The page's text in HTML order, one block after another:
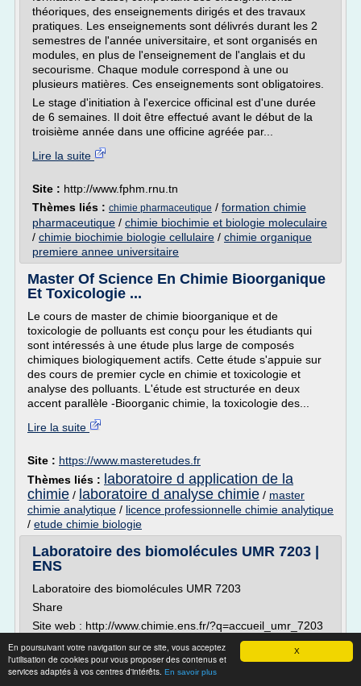
X
En poursuivant votre navigation sur ce site, vous acceptez
l'utilisation de cookies pour vous proposer des contenus et
services adaptés à vos centres d'intérêts. En savoir plus
théoriques, des enseignements dirigés et des travaux
pratiques. Les enseignements sont délivrés durant les 2
semestres de l'année universitaire, et sont organisés en
modules, en plus de l'enseignement de l'anglais et du
secourisme. Chaque module correspond à une ou
plusieurs matières. Ces enseignements sont obligatoires.
Le stage d'initiation à l'exercice officinal est d'une durée
de 6 semaines. Il doit être effectué avant le début de la
troisième année dans une officine agréée par...
Lire la suite
Site : http://www.fphm.rnu.tn
Thèmes liés : chimie pharmaceutique / formation chimie
pharmaceutique / chimie biochimie et biologie moleculaire
/ chimie biochimie biologie cellulaire / chimie organique
premiere annee universitaire
Master Of Science En Chimie Bioorganique
Et Toxicologie ...
Le cours de master de chimie bioorganique et de
toxicologie de polluants est conçu pour les étudiants qui
sont intéressés à une étude plus large de composés
chimiques biologiquement actifs. Cette étude s'appuie sur
des cours de premier cycle en chimie et toxicologie et
analyse des polluants. L'étude est structurée en deux
accent parallèle -Bioorganic chimie, la toxicologie des...
Lire la suite
Site : https://www.masteretudes.fr
Thèmes liés : laboratoire d application de la
chimie / laboratoire d analyse chimie / master
chimie analytique / licence professionnelle chimie analytique
/ etude chimie biologie
Laboratoire des biomolécules UMR 7203 |
ENS
Laboratoire des biomolécules UMR 7203
Share
Site web : http://www.chimie.ens.fr/?q=accueil_umr_7203
Présentation
Le Laboratoire des BioMolécules (LBM) a été créé en
2009 par fusion des Unités CNRS 8642 et 7613,